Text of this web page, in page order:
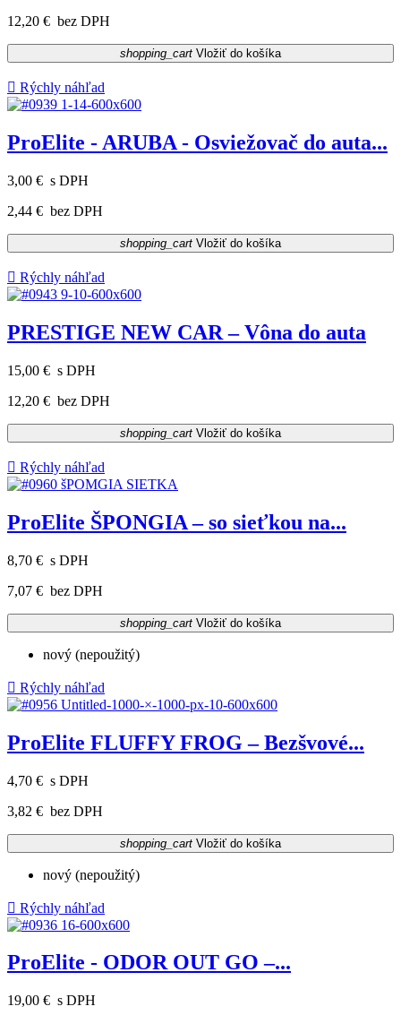
12,20 € bez DPH
shopping_cart Vložiť do košíka
 Rýchly náhľad
ProElite - ARUBA - Osviežovač do auta...
3,00 € s DPH
2,44 € bez DPH
shopping_cart Vložiť do košíka
 Rýchly náhľad
PRESTIGE NEW CAR – Vôna do auta
15,00 € s DPH
12,20 € bez DPH
shopping_cart Vložiť do košíka
 Rýchly náhľad
ProElite ŠPONGIA – so sieťkou na...
8,70 € s DPH
7,07 € bez DPH
shopping_cart Vložiť do košíka
nový (nepoužitý)
 Rýchly náhľad
ProElite FLUFFY FROG – Bezšvové...
4,70 € s DPH
3,82 € bez DPH
shopping_cart Vložiť do košíka
nový (nepoužitý)
 Rýchly náhľad
ProElite - ODOR OUT GO –...
19,00 € s DPH